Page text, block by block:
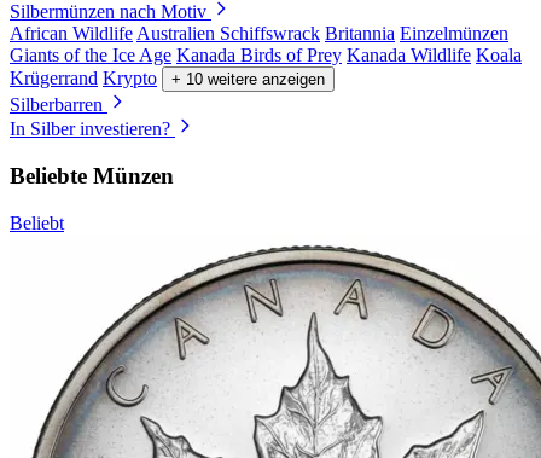
Silbermünzen nach Motiv
African Wildlife Australien Schiffswrack Britannia Einzelmünzen
Giants of the Ice Age Kanada Birds of Prey Kanada Wildlife Koala
Krügerrand Krypto + 10 weitere anzeigen
Silberbarren
In Silber investieren?
Beliebte Münzen
Beliebt